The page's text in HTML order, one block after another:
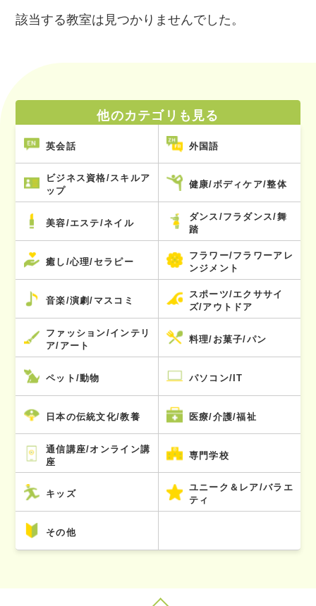
該当する教室は見つかりませんでした。
他のカテゴリも見る
英会話 外国語
ビジネス資格/スキルア
ップ
健康/ボディケア/整体
美容/エステ/ネイル
ダンス/フラダンス/舞
踏
癒し/心理/セラピー
フラワー/フラワーアレ
ンジメント
音楽/演劇/マスコミ
スポーツ/エクササイ
ズ/アウトドア
ファッション/インテリ
ア/アート
料理/お菓子/パン
ペット/動物 パソコン/IT
日本の伝統文化/教養 医療/介護/福祉
通信講座/オンライン講
座
専門学校
キッズ
ユニーク＆レア/バラエ
ティ
その他